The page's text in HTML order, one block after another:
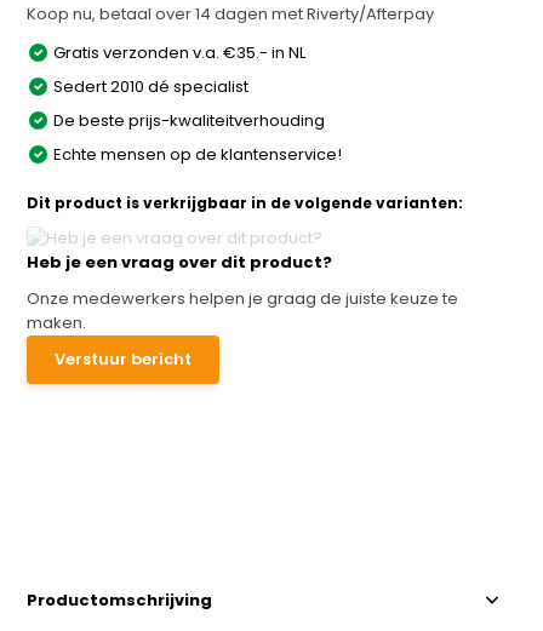
Koop nu, betaal over 14 dagen met Riverty/Afterpay
Gratis verzonden v.a. €35.- in NL
Sedert 2010 dé specialist
De beste prijs-kwaliteitverhouding
Echte mensen op de klantenservice!
Dit product is verkrijgbaar in de volgende varianten:
Heb je een vraag over dit product?
Onze medewerkers helpen je graag de juiste keuze te
maken.
Verstuur bericht
Productomschrijving